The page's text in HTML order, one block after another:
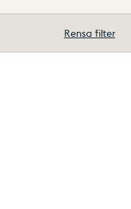
Rensa filter